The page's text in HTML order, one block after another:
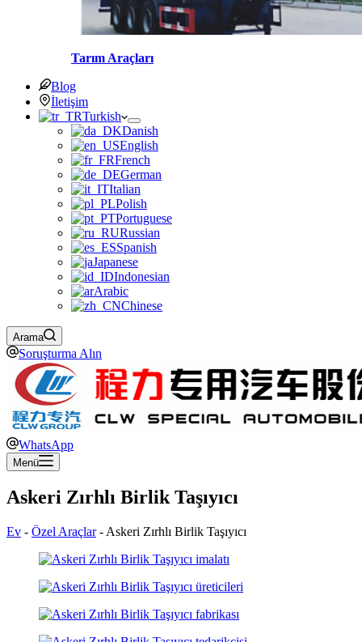
Tarım Araçları
Blog
İletişim
Turkish
Danish
English
French
German
Italian
Polish
Portuguese
Russian
Spanish
Japanese
Indonesian
Arabic
Chinese
Arama
Soruşturma Alın
WhatsApp
Menü
Askeri Zırhlı Birlik Taşıyıcı
Ev - Özel Araçlar- Askeri Zırhlı Birlik Taşıyıcı